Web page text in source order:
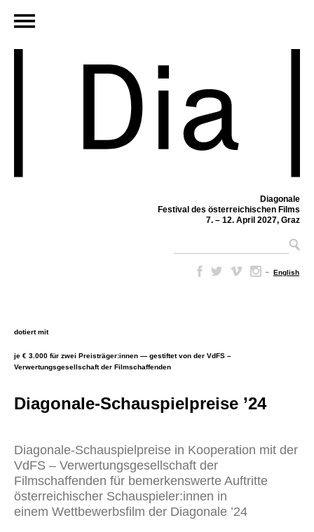
Diagonale
Festival des österreichischen Films
7. – 12. April 2027, Graz
– English
dotiert mit
je € 3.000 für zwei Preisträger:innen — gestiftet von der VdFS –
Verwertungsgesellschaft der Filmschaffenden
Diagonale-Schauspielpreise ’24
Diagonale-Schauspielpreise in Kooperation mit der
VdFS – Verwertungsgesellschaft der
Filmschaffenden für bemerkenswerte Auftritte
österreichischer Schauspieler:innen in
einem Wettbewerbsfilm der Diagonale ’24